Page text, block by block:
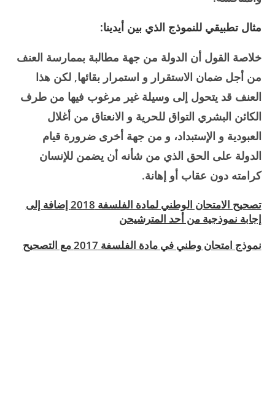
مثال تطبيقي للنموذج الذي بين أيدينا:
خلاصة القول أن الدولة من جهة مطالبة بممارسة العنف
من أجل ضمان الاستقرار و استمرار بقائها, لكن هذا
العنف قد يتحول إلى وسيلة غير مرغوب فيها من طرف
الكائن البشري التواق للحرية و الانعتاق من أغلال
العبودية و الإستبداد، و من جهة أخرى ضرورة قيام
الدولة على الحق الذي من شأنه أن يضمن للإنسان
كرامته دون عقاب أو إهانة.
تصحيح الامتحان الوطني لمادة الفلسفة 2018 إضافة إلى
إجابة نموذجية من أحد المترشيحن
نموذج امتحان وطني في مادة الفلسفة 2017 مع التصحيح